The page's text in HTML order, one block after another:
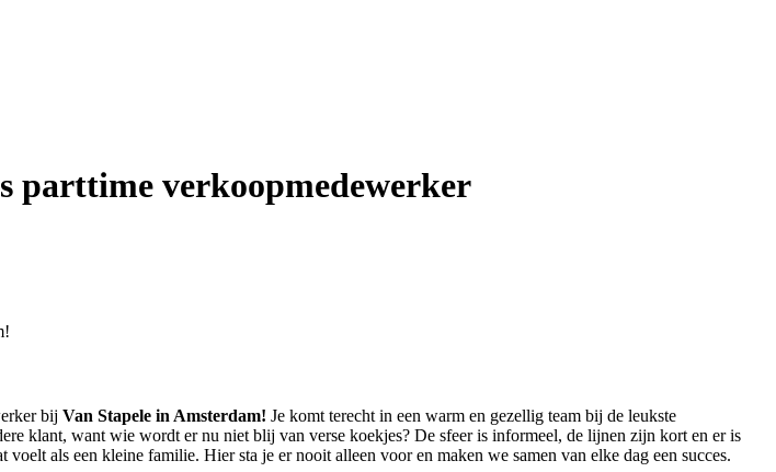
parttime verkoopmedewerker
bij Van Stapele in Amsterdam! Je komt terecht in een warm en gezellig team bij de leukste
klant, want wie wordt er nu niet blij van verse koekjes? De sfeer is informeel, de lijnen zijn kort en er is
als een kleine familie. Hier sta je er nooit alleen voor en maken we samen van elke dag een succes.